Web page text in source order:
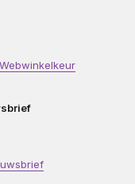
Webwinkelkeur